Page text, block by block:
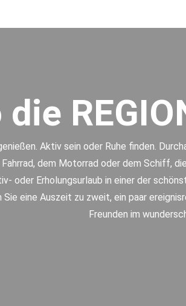
die
Aktiv sein oder Ruhe finden.
Fahrrad, dem Motorrad oder dem Schiff,
oder Erholungsurlaub in einer der
Sie eine Auszeit zu zweit, ein paar
Freunden im